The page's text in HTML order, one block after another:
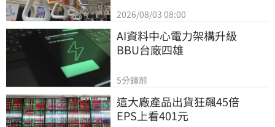
2026/08/03 08:00
AI資料中心電力架構升級
BBU台廠四雄
5分鐘前
這大廠產品出貨狂飆45倍
EPS上看401元